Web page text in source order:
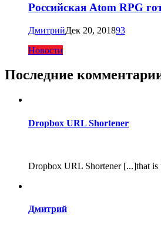
Российская Atom RPG
ДмитрийДек 20, 201893
Новости
Последние
Dropbox URL Shortener
Dropbox URL Shortener [...]that is
Дмитрий